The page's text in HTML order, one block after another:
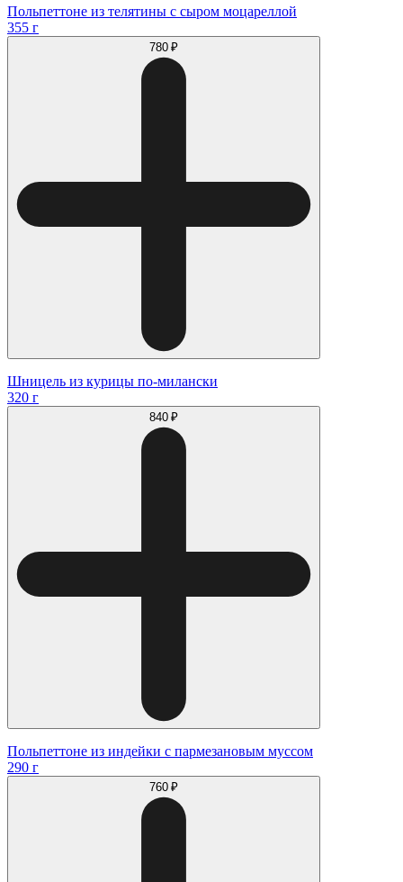
Польпеттоне из телятины с сыром моцареллой
355 г
780 ₽
Шницель из курицы по-милански
320 г
840 ₽
Польпеттоне из индейки с пармезановым муссом
290 г
760 ₽